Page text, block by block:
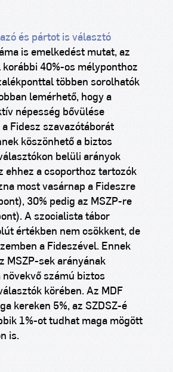
és pártot is választó
is emelkedést mutat, az
korábbi 40%-os mélyponthoz
többen sorolhatók
lemérhető, hogy a
népesség bővülése
Fidesz szavazótáborát
köszönhető a biztos
belüli arányok
ehhez a csoporthoz tartozók
most vasárnap a Fideszre
30% pedig az MSZP-re
A szocialista tábor
értékben nem csökkent, de
a Fideszével. Ennek
MSZP-sek arányának
növekvő számú biztos
körében. Az MDF
kereken 5%, az SZDSZ-é
1%-ot tudhat maga mögött
is.